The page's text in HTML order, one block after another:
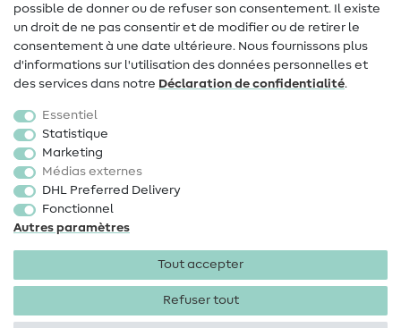
Droit de rétractation
Populaire
Accessoires de couture
Promotions
possible de donner ou de refuser son consentement. Il existe
un droit de ne pas consentir et de modifier ou de retirer le
consentement à une date ultérieure. Nous fournissons plus
d'informations sur l'utilisation des données personnelles et
des services dans notre Déclaration de confidentialité.
Essentiel
Statistique
Marketing
Médias externes
DHL Preferred Delivery
Fonctionnel
Autres paramètres
Tout accepter
Refuser tout
Mentions légales Protection des données CGV
Droit